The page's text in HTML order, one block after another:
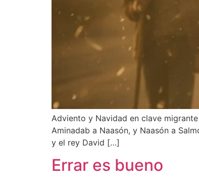
Adviento y Navidad en clave
Aminadab a Naasón, y Naasón a
y el rey David […]
Errar es bueno